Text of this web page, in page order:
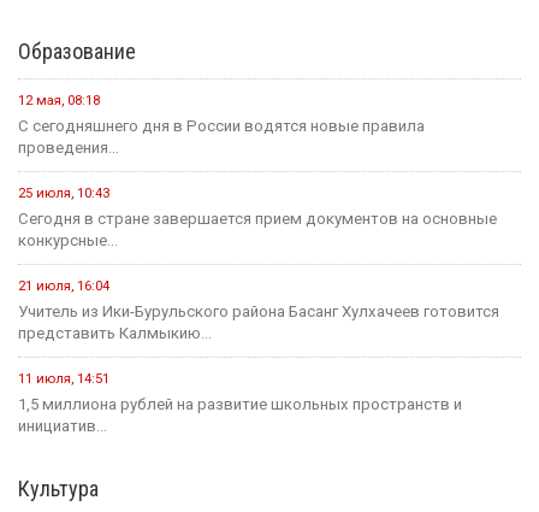
Образование
12 мая, 08:18
С сегодняшнего дня в России водятся новые правила
проведения...
25 июля, 10:43
Сегодня в стране завершается прием документов на основные
конкурсные...
21 июля, 16:04
Учитель из Ики-Бурульского района Басанг Хулхачеев готовится
представить Калмыкию...
11 июля, 14:51
1,5 миллиона рублей на развитие школьных пространств и
инициатив...
Культура